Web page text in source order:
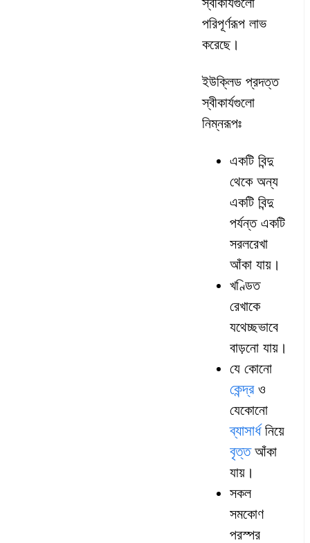
পরিপূর্ণরূপ লাভ
করেছে।
ইউক্লিড প্রদত্ত
স্বীকার্যগুলো
নিম্নরূপঃ
একটি বিন্দু
থেকে অন্য
একটি বিন্দু
পর্যন্ত একটি
সরলরেখা
আঁকা যায়।
খণ্ডিত
রেখাকে
যথেচ্ছভাবে
বাড়নো যায়।
যে কোনো
কেন্দ্রও
যেকোনো
ব্যাসার্ধনিয়ে
বৃত্তআঁকা
যায়।
সকল
সমকোণ
পরস্পর